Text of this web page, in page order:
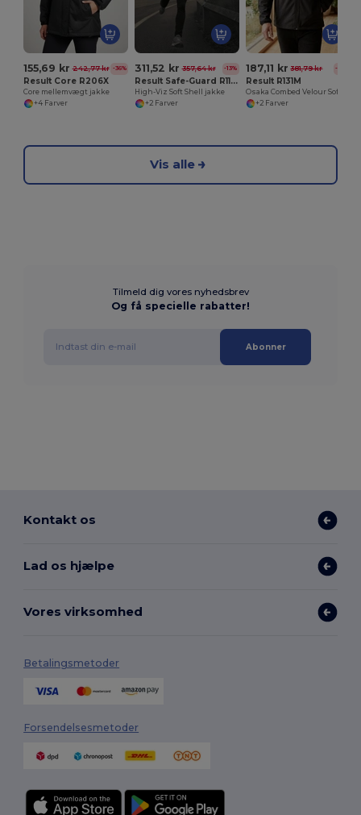
155,69 kr 242,77 kr -36%
Result Core R206X
Core mellemvægt jakke
+4 Farver
311,52 kr 357,64 kr -13%
Result Safe-Guard R117X
High-Viz Soft Shell jakke
+2 Farver
187,11 kr 381,79 kr -51%
Result R131M
+2 Farver
Vis alle
Tilmeld dig vores nyhedsbrev
Og få specielle rabatter!
Abonner
Kontakt os
Lad os hjælpe
Vores virksomhed
Betalingsmetoder
Forsendelsesmetoder